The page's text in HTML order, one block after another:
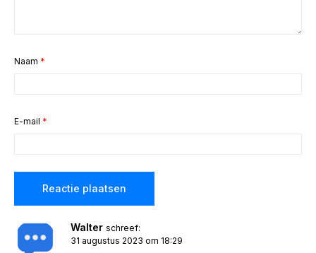
Walter schreef:
31 augustus 2023 om 18:29
Naam *
E-mail *